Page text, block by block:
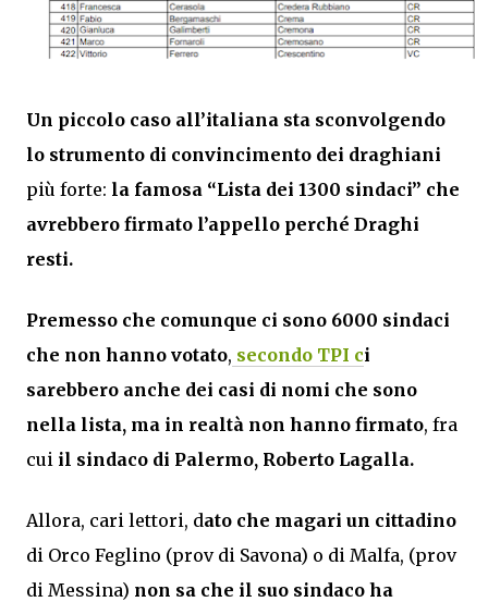
Un piccolo caso all’italiana sta sconvolgendo
lo strumento di convincimento dei draghiani
più forte: la famosa “Lista dei 1300 sindaci” che
avrebbero firmato l’appello perché Draghi
resti.
Premesso che comunque ci sono 6000 sindaci
che non hanno votato, secondo TPI ci
sarebbero anche dei casi di nomi che sono
nella lista, ma in realtà non hanno firmato, fra
cui il sindaco di Palermo, Roberto Lagalla.
Allora, cari lettori, dato che magari un cittadino
di Orco Feglino (prov di Savona) o di Malfa, (prov
di Messina) non sa che il suo sindaco ha